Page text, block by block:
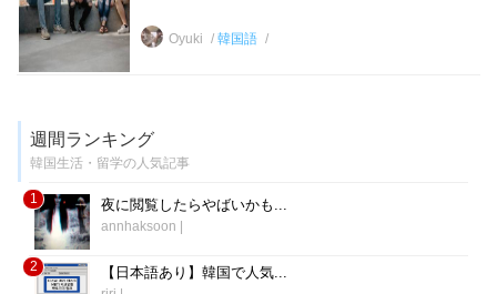
Oyuki 韓国語
週間ランキング
韓国生活・留学の人気記事
1 夜に閲覧したらやばいかも...
annhaksoon
2 【日本語あり】韓国で人気...